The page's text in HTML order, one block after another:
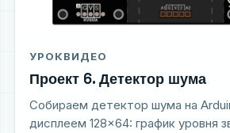
УРОКВИДЕО
Проект 6. Детектор шума
Собираем детектор шума на
дисплеем 128×64: график уровня